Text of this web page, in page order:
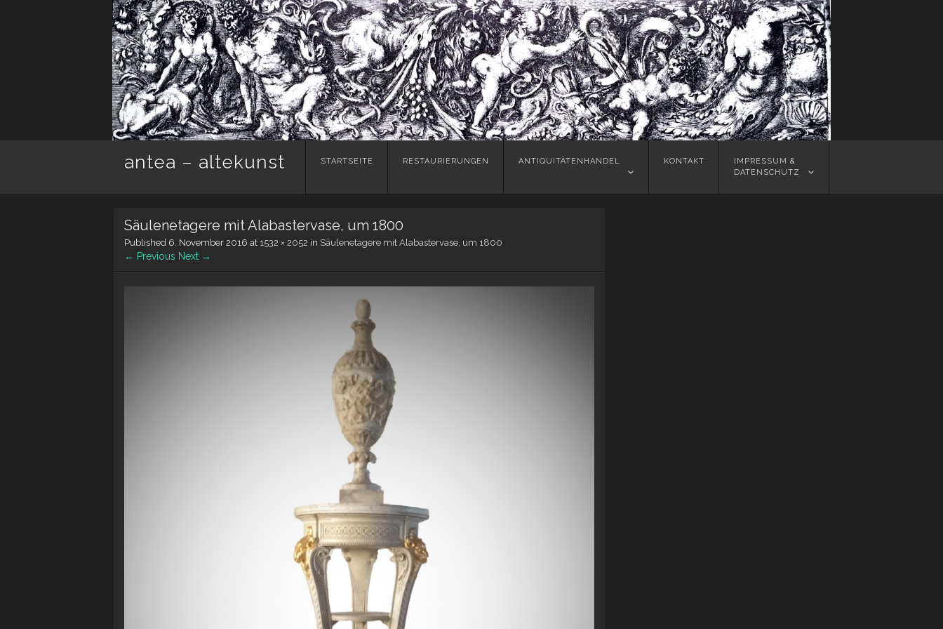
antea – altekunst
Skip
STARTSEITE RESTAURIERUNGEN ANTIQUITÄTENHANDEL KONTAKT
IMPRESSUM &
DATENSCHUTZ
Säulenetagere mit Alabastervase, um 1800
Published 6. November 2016 at 1532 × 2052 in Säulenetagere mit Alabastervase, um 1800
← Previous Next →